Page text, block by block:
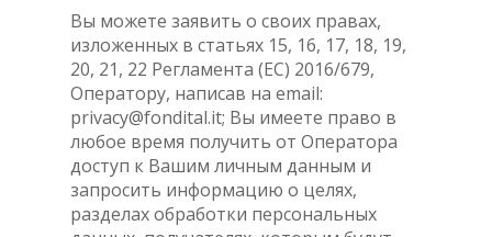
Вы можете заявить о своих правах,
изложенных в статьях 15, 16, 17, 18, 19,
20, 21, 22 Регламента (ЕС) 2016/679,
Оператору, написав на email:
privacy@fondital.it; Вы имеете право в
любое время получить от Оператора
доступ к Вашим личным данным и
запросить информацию о целях,
разделах обработки персональных